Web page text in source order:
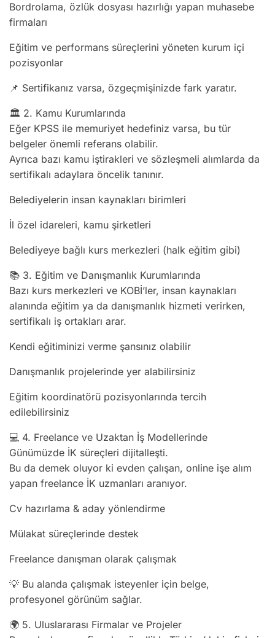
Bordrolama, özlük dosyası hazırlığı yapan muhasebe
firmaları
Eğitim ve performans süreçlerini yöneten kurum içi
pozisyonlar
📌 Sertifikanız varsa, özgeçmişinizde fark yaratır.
🏛️ 2. Kamu Kurumlarında
Eğer KPSS ile memuriyet hedefiniz varsa, bu tür
belgeler önemli referans olabilir.
Ayrıca bazı kamu iştirakleri ve sözleşmeli alımlarda da
sertifikalı adaylara öncelik tanınır.
Belediyelerin insan kaynakları birimleri
İl özel idareleri, kamu şirketleri
Belediyeye bağlı kurs merkezleri (halk eğitim gibi)
📚 3. Eğitim ve Danışmanlık Kurumlarında
Bazı kurs merkezleri ve KOBİ’ler, insan kaynakları
alanında eğitim ya da danışmanlık hizmeti verirken,
sertifikalı iş ortakları arar.
Kendi eğitiminizi verme şansınız olabilir
Danışmanlık projelerinde yer alabilirsiniz
Eğitim koordinatörü pozisyonlarında tercih
edilebilirsiniz
💻 4. Freelance ve Uzaktan İş Modellerinde
Günümüzde İK süreçleri dijitalleşti.
Bu da demek oluyor ki evden çalışan, online işe alım
yapan freelance İK uzmanları aranıyor.
Cv hazırlama & aday yönlendirme
Mülakat süreçlerinde destek
Freelance danışman olarak çalışmak
💡 Bu alanda çalışmak isteyenler için belge,
profesyonel görünüm sağlar.
🌍 5. Uluslararası Firmalar ve Projeler